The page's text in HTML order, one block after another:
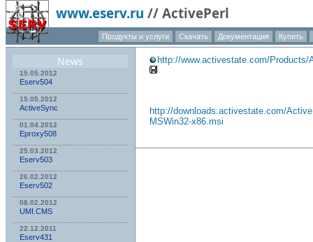
www.eserv.ru // ActivePerl
Продукты и услуги Скачать Документация Купить
News
15.05.2012
Eserv504
15.05.2012
ActiveSync
01.04.2012
Eproxy508
25.03.2012
Eserv503
26.02.2012
Eserv502
08.02.2012
UMI.CMS
22.12.2011
Eserv431
http://www.activestate.com/Products/
http://downloads.activestate.com/
MSWin32-x86.msi